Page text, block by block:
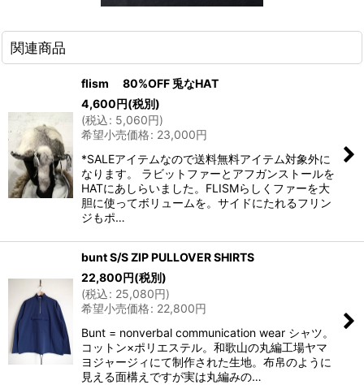
関連商品
flism 80%OFF 兎なHAT
4,600円(税別)
(税込: 5,060円)
希望小売価格: 23,000円
*SALEアイテムなので送料無料アイテム対象外に
なります。 ラビットファーとアフガンストールを
HATにあしらいました。FLISMらしくファーを大
胆に使ってボリュームを。サイドにたれるフリン
ジもポ…
bunt S/S ZIP PULLOVER SHIRTS
22,800円(税別)
(税込: 25,080円)
希望小売価格: 22,800円
Bunt = nonverbal communication wear シャツ。
コットン×ポリエステル。和歌山の丸編工場ヤマ
ヨジャージィにて制作された生地。布帛のように
見える面構えですが実は丸編みの…